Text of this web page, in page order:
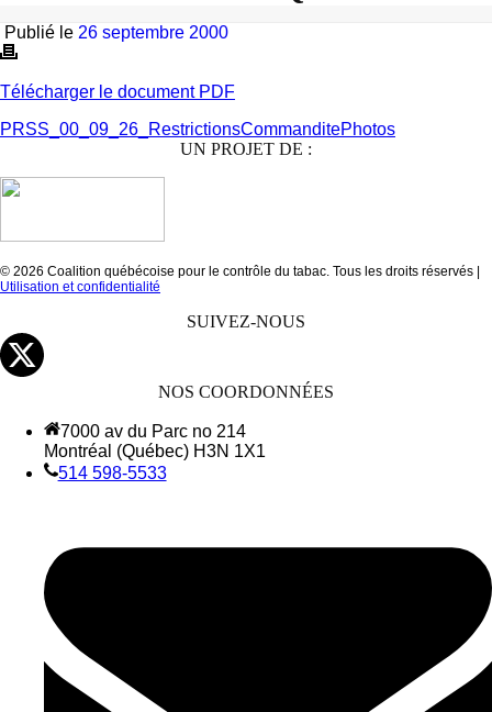
Publié le 26 septembre 2000
Télécharger le document PDF
PRSS_00_09_26_RestrictionsCommanditePhotos
UN PROJET DE :
© 2026 Coalition québécoise pour le contrôle du tabac. Tous les droits réservés |
Utilisation et confidentialité
SUIVEZ-NOUS
NOS COORDONNÉES
7000 av du Parc no 214
Montréal (Québec) H3N 1X1
514 598-5533